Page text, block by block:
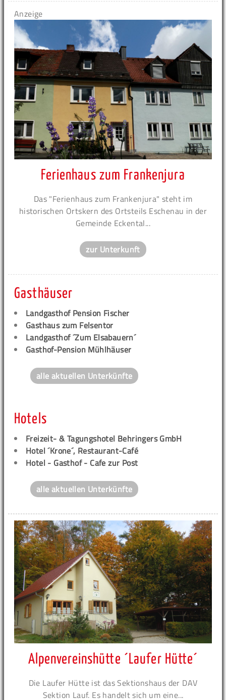
Anzeige
Ferienhaus zum Frankenjura
Das "Ferienhaus zum Frankenjura" steht im
historischen Ortskern des Ortsteils Eschenau in der
Gemeinde Eckental...
zur Unterkunft
Gasthäuser
Landgasthof Pension Fischer
Gasthaus zum Felsentor
Landgasthof ´Zum Elsabauern´
Gasthof-Pension Mühlhäuser
alle aktuellen Unterkünfte
Hotels
Freizeit- & Tagungshotel Behringers GmbH
Hotel ´Krone´, Restaurant-Café
Hotel - Gasthof - Cafe zur Post
alle aktuellen Unterkünfte
Alpenvereinshütte ´Laufer Hütte´
Die Laufer Hütte ist das Sektionshaus der DAV
Sektion Lauf. Es handelt sich um eine...